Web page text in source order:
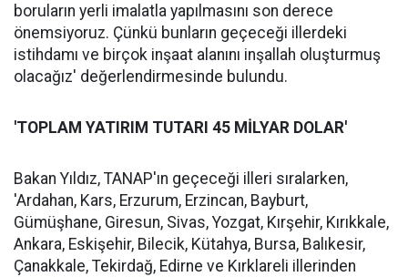
boruların yerli imalatla yapılmasını son derece
önemsiyoruz. Çünkü bunların geçeceği illerdeki
istihdamı ve birçok inşaat alanını inşallah oluşturmuş
olacağız' değerlendirmesinde bulundu.
'TOPLAM YATIRIM TUTARI 45 MİLYAR DOLAR'
Bakan Yıldız, TANAP'ın geçeceği illeri sıralarken,
'Ardahan, Kars, Erzurum, Erzincan, Bayburt,
Gümüşhane, Giresun, Sivas, Yozgat, Kırşehir, Kırıkkale,
Ankara, Eskişehir, Bilecik, Kütahya, Bursa, Balıkesir,
Çanakkale, Tekirdağ, Edirne ve Kırklareli illerinden